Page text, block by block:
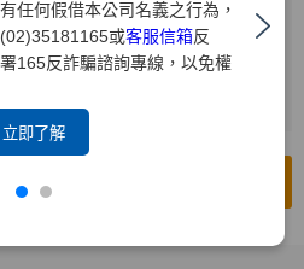
任何假借本公司名義之行為，
或客服信箱反
165反詐騙諮詢專線，以免權
立即了解
司代碼：2885
詢年度
開資訊觀測站